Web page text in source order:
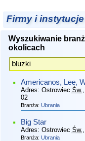
Firmy i instytucje
Wyszukiwanie
okolicach
Americanos, Lee,
Adres: Ostrowiec Św.
02
Branża: Ubrania
Big Star
Adres: Ostrowiec Św.
Branża: Ubrania